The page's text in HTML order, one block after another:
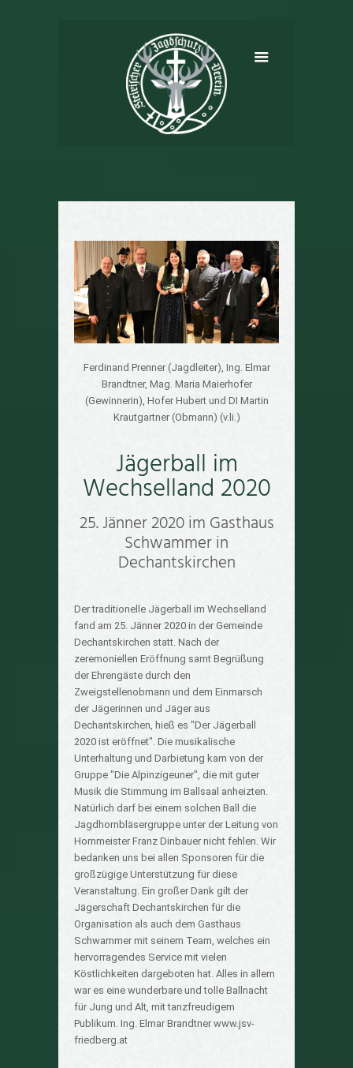
Ferdinand Prenner (Jagdleiter), Ing. Elmar
Brandtner, Mag. Maria Maierhofer
(Gewinnerin), Hofer Hubert und DI Martin
Krautgartner (Obmann) (v.li.)
Jägerball im
Wechselland 2020
25. Jänner 2020 im Gasthaus
Schwammer in
Dechantskirchen
Der traditionelle Jägerball im Wechselland
fand am 25. Jänner 2020 in der Gemeinde
Dechantskirchen statt. Nach der
zeremoniellen Eröffnung samt Begrüßung
der Ehrengäste durch den
Zweigstellenobmann und dem Einmarsch
der Jägerinnen und Jäger aus
Dechantskirchen, hieß es "Der Jägerball
2020 ist eröffnet". Die musikalische
Unterhaltung und Darbietung kam von der
Gruppe "Die Alpinzigeuner", die mit guter
Musik die Stimmung im Ballsaal anheizten.
Natürlich darf bei einem solchen Ball die
Jagdhornbläsergruppe unter der Leitung von
Hornmeister Franz Dinbauer nicht fehlen. Wir
bedanken uns bei allen Sponsoren für die
großzügige Unterstützung für diese
Veranstaltung. Ein großer Dank gilt der
Jägerschaft Dechantskirchen für die
Organisation als auch dem Gasthaus
Schwammer mit seinem Team, welches ein
hervorragendes Service mit vielen
Köstlichkeiten dargeboten hat. Alles in allem
war es eine wunderbare und tolle Ballnacht
für Jung und Alt, mit tanzfreudigem
Publikum. Ing. Elmar Brandtner www.jsv-
friedberg.at